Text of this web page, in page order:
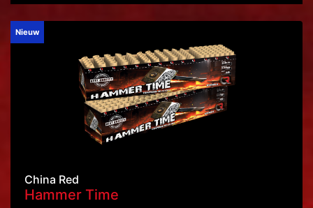
Nieuw
China Red
Hammer Time